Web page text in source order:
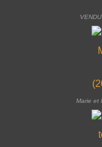
Marie et